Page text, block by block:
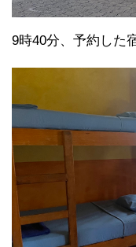
9時40分、予約した